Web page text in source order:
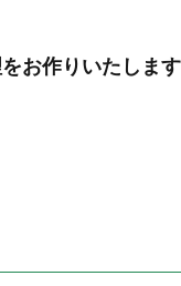
お作りいたしま